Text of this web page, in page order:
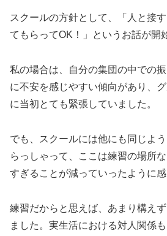
スクールの方針として、「人と接
てもらってOK！」というお話が開
私の場合は、自分の集団の中での
に不安を感じやすい傾向があり、
に当初とても緊張していました。
でも、スクールには他にも同じよ
らっしゃって、ここは練習の場所
すぎることが減っていったように感
練習だからと思えば、あまり構え
ました。実生活における対人関係